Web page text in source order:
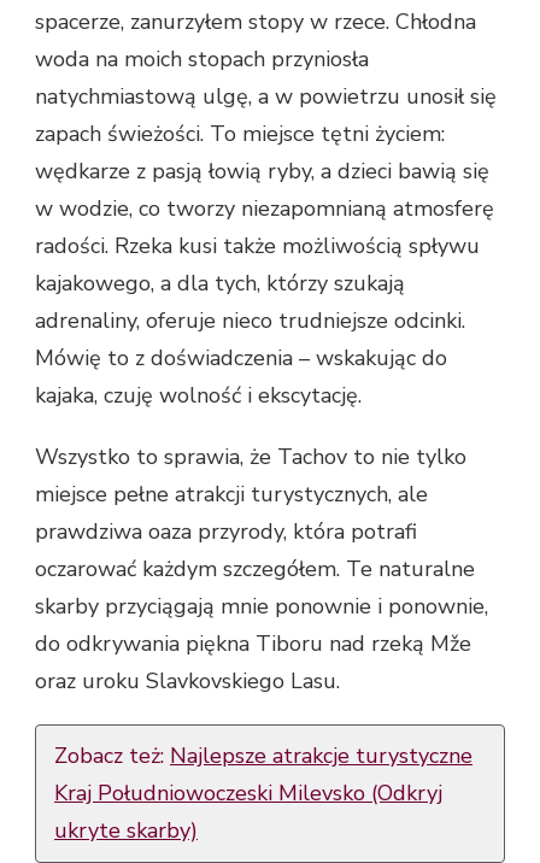
spacerze, zanurzyłem stopy w rzece. Chłodna
woda na moich stopach przyniosła
natychmiastową ulgę, a w powietrzu unosił się
zapach świeżości. To miejsce tętni życiem:
wędkarze z pasją łowią ryby, a dzieci bawią się
w wodzie, co tworzy niezapomnianą atmosferę
radości. Rzeka kusi także możliwością spływu
kajakowego, a dla tych, którzy szukają
adrenaliny, oferuje nieco trudniejsze odcinki.
Mówię to z doświadczenia – wskakując do
kajaka, czuję wolność i ekscytację.
Wszystko to sprawia, że Tachov to nie tylko
miejsce pełne atrakcji turystycznych, ale
prawdziwa oaza przyrody, która potrafi
oczarować każdym szczegółem. Te naturalne
skarby przyciągają mnie ponownie i ponownie,
do odkrywania piękna Tiboru nad rzeką Mže
oraz uroku Slavkovskiego Lasu.
Zobacz też: Najlepsze atrakcje turystyczne
Kraj Południowoczeski Milevsko (Odkryj
ukryte skarby)